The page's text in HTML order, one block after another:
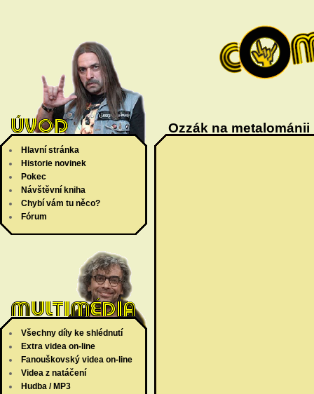
Hlavní stránka
Historie novinek
Pokec
Návštěvní kniha
Chybí vám tu něco?
Fórum
Všechny díly ke shlédnutí
Extra videa on-line
Fanouškovský videa on-line
Videa z natáčení
Hudba / MP3
Ozzák na metalománii